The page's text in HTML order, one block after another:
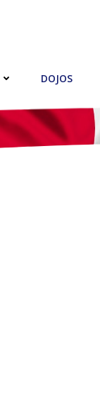
DOJOS